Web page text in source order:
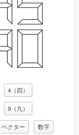
4（四）
9（九）
ベクター 数字